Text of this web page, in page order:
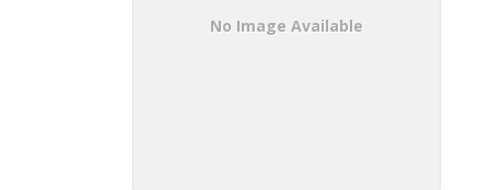
No Image Available